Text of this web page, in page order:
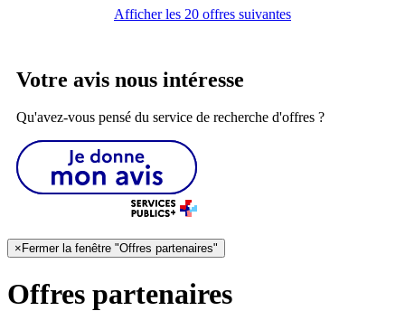
Afficher les 20 offres suivantes
Votre avis nous intéresse
Qu'avez-vous pensé du service de recherche d'offres ?
× Fermer la fenêtre "Offres partenaires"
Offres partenaires